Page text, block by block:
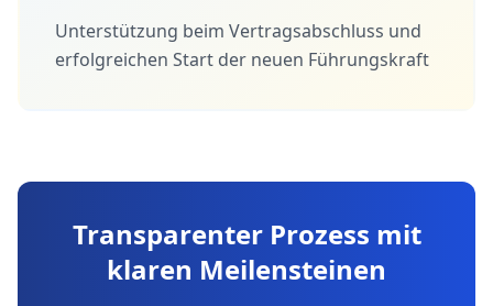
Unterstützung beim Vertragsabschluss und
erfolgreichen Start der neuen Führungskraft
Transparenter Prozess mit
klaren Meilensteinen